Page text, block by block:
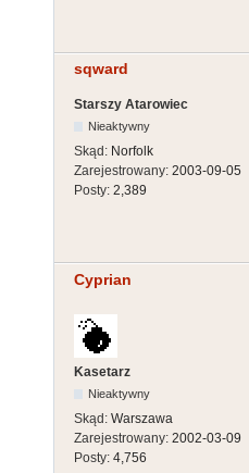
sqward
Starszy Atarowiec
Nieaktywny
Skąd: Norfolk
Zarejestrowany: 2003-09-05
Posty: 2,389
Cyprian
Kasetarz
Nieaktywny
Skąd: Warszawa
Zarejestrowany: 2002-03-09
Posty: 4,756